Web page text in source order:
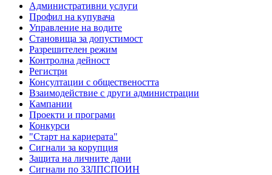
Административни услуги
Профил на купувача
Управление на водите
Становища за допустимост
Разрешителен режим
Контролна дейност
Регистри
Консултации с обществеността
Взаимодействие с други администрации
Кампании
Проекти и програми
Конкурси
"Старт на кариерата"
Сигнали за корупция
Защита на личните дани
Сигнали по ЗЗЛПСПОИН